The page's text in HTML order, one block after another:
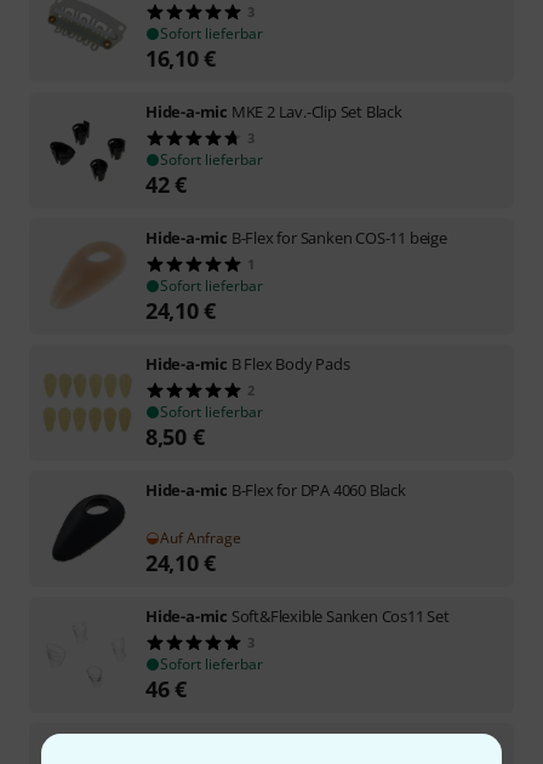
3
Sofort lieferbar
16,10€
Hide-a-mic MKE 2 Lav.-Clip Set Black
3
Sofort lieferbar
42€
Hide-a-mic B-Flex for Sanken COS-11 beige
1
Sofort lieferbar
24,10€
Hide-a-mic B Flex Body Pads
2
Sofort lieferbar
8,50 €
Hide-a-mic B-Flex for DPA 4060 Black
Auf Anfrage
24,10€
Hide-a-mic Soft&Flexible Sanken Cos11 Set
3
Sofort lieferbar
46€